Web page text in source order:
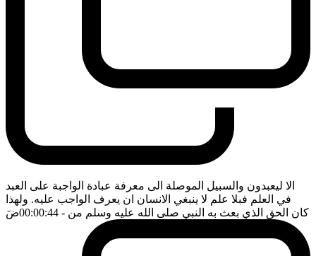
الا ليعبدون والسبيل الموصلة الى معرفة عبادة الواجبة على العبد
في العلم فبلا علم لا ينبغي الانسان ان يعرف الواجب عليه. ولهذا
كان الحق الذي بعث به النبي صلى الله عليه وسلم من - 00:00:44 ضَ